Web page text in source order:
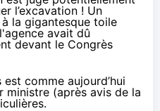
l’excavation ! Un
la gigantesque toile
avait dû
devant le Congrès
comme aujourd’hui
ministre (après avis de la